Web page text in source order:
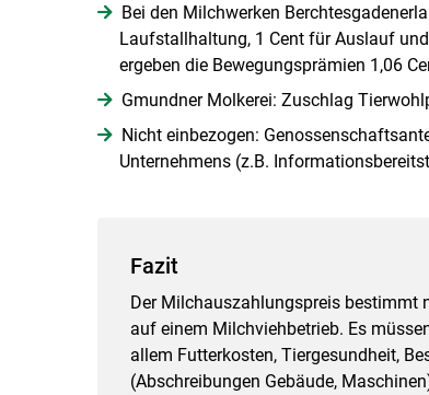
Bei den Milchwerken
Laufstallhaltung, 1 Cent für Auslauf
ergeben die Bewegungsprämien 1,06
Gmundner Molkerei: Zuschlag
Nicht einbezogen:
Unternehmens (z.B.
Fazit
Der Milchauszahlungspreis bestimmt
auf einem Milchviehbetrieb. Es
allem Futterkosten, Tiergesundheit,
(Abschreibungen Gebäude,